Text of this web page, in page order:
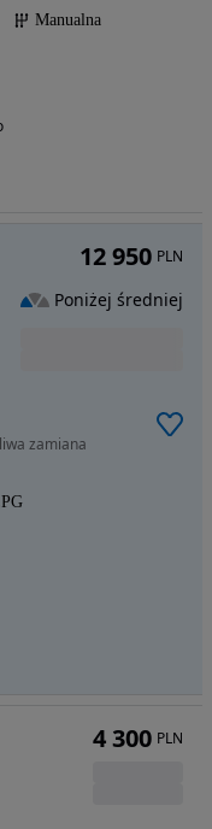
Manualna
zamiana
12 950 PLN
Poniżej średniej
4 300 PLN